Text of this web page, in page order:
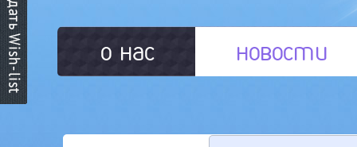
о нас новости